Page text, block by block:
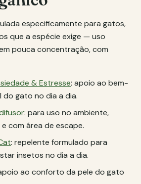
especificamente para gatos,
que a espécie exige — uso
pouca concentração, com
& Estresse: apoio ao bem-
do gato no dia a dia.
: para uso no ambiente,
com área de escape.
: repelente formulado para
insetos no dia a dia.
ao conforto da pele do gato